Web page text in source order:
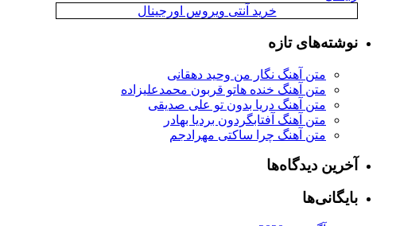
خرید آنتی ویروس اورجینال
نوشته‌های تازه
متن آهنگ نگار من وحید دهقانی
متن آهنگ خنده هاتو قربون محمدعلیزاده
متن آهنگ دریا بدون تو علی صدیقی
متن آهنگ آفتابگردون بردیا بهادر
متن آهنگ چرا ساکتی مهرادجم
آخرین دیدگاه‌ها
بایگانی‌ها